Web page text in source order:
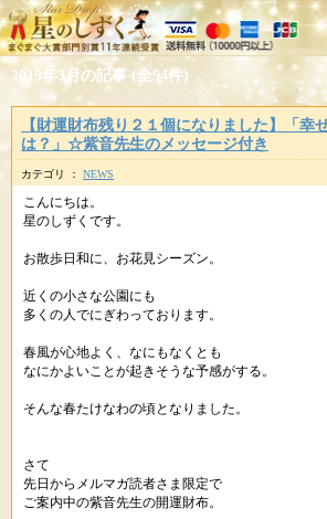
2019年3月の記事 (全94件)
【財運財布残り２１個になりました】「幸
は？」☆紫音先生のメッセージ付き
カテゴリ ：NEWS
こんにちは。
星のしずくです。
お散歩日和に、お花見シーズン。
近くの小さな公園にも
多くの人でにぎわっております。
春風が心地よく、なにもなくとも
なにかよいことが起きそうな予感がする。
そんな春たけなわの頃となりました。
さて
先日からメルマガ読者さま限定で
ご案内中の紫音先生の開運財布。